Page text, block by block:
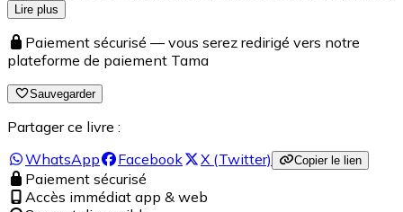
Lire plus
Paiement sécurisé — vous serez redirigé vers notre
plateforme de paiement Tama
Sauvegarder
Partager ce livre :
WhatsApp
Facebook X (Twitter) Copier le lien
Paiement sécurisé
Accès immédiat app & web